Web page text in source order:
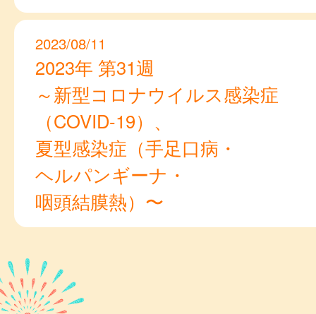
2023/08/11
2023年 第31週
～新型コロナウイルス感染症
（COVID-19）、
夏型感染症（手足口病・
ヘルパンギーナ・
咽頭結膜熱）〜